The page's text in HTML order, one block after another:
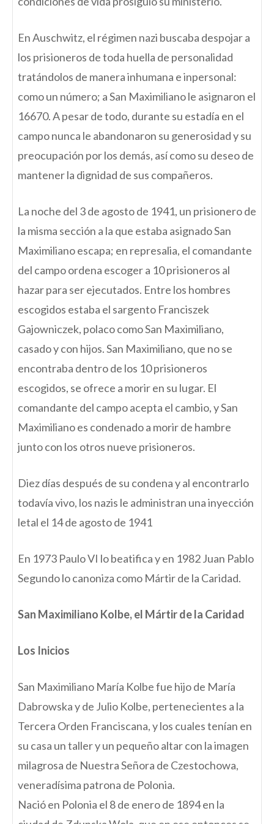
En Auschwitz, el régimen nazi buscaba despojar a
los prisioneros de toda huella de personalidad
tratándolos de manera inhumana e inpersonal:
como un número; a San Maximiliano le asignaron el
16670. A pesar de todo, durante su estadía en el
campo nunca le abandonaron su generosidad y su
preocupación por los demás, así como su deseo de
mantener la dignidad de sus compañeros.
La noche del 3 de agosto de 1941, un prisionero de
la misma sección a la que estaba asignado San
Maximiliano escapa; en represalia, el comandante
del campo ordena escoger a 10 prisioneros al
hazar para ser ejecutados. Entre los hombres
escogidos estaba el sargento Franciszek
Gajowniczek, polaco como San Maximiliano,
casado y con hijos. San Maximiliano, que no se
encontraba dentro de los 10 prisioneros
escogidos, se ofrece a morir en su lugar. El
comandante del campo acepta el cambio, y San
Maximiliano es condenado a morir de hambre
junto con los otros nueve prisioneros.
Diez días después de su condena y al encontrarlo
todavía vivo, los nazis le administran una inyección
letal el 14 de agosto de 1941
En 1973 Paulo VI lo beatifica y en 1982 Juan Pablo
Segundo lo canoniza como Mártir de la Caridad.
San Maximiliano Kolbe, el Mártir de la Caridad
Los Inicios
San Maximiliano María Kolbe fue hijo de María
Dabrowska y de Julio Kolbe, pertenecientes a la
Tercera Orden Franciscana, y los cuales tenían en
su casa un taller y un pequeño altar con la imagen
milagrosa de Nuestra Señora de Czestochowa,
veneradísima patrona de Polonia.
Nació en Polonia el 8 de enero de 1894 en la